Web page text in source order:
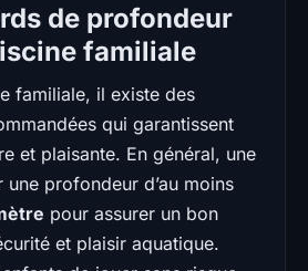
de profondeur
familiale
familiale, il existe des
qui garantissent
et plaisante. En général, une
profondeur d’au moins
pour assurer un bon
et plaisir aquatique.